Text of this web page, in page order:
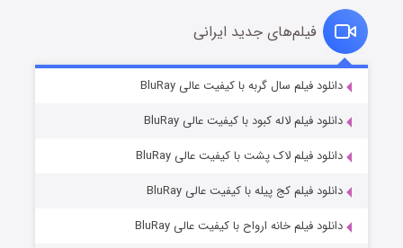
قسمت۶ (زیرنویس) منتشر شد
فیلم‌های جدید ایرانی
دانلود فیلم سال گربه با کیفیت عالی BluRay
دانلود فیلم لاله کبود با کیفیت عالی BluRay
دانلود فیلم لاک پشت با کیفیت عالی BluRay
دانلود فیلم کج‌ پیله با کیفیت عالی BluRay
دانلود فیلم خانه ارواح با کیفیت عالی BluRay